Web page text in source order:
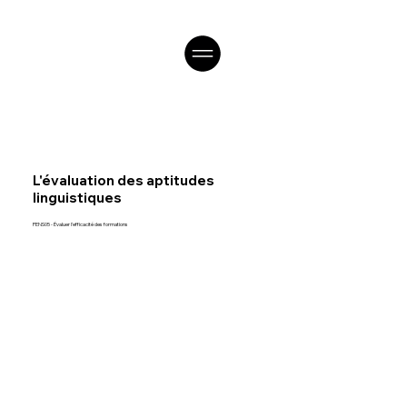
L'évaluation des aptitudes
linguistiques
PENS05 - Évaluer l'efficacité des formations